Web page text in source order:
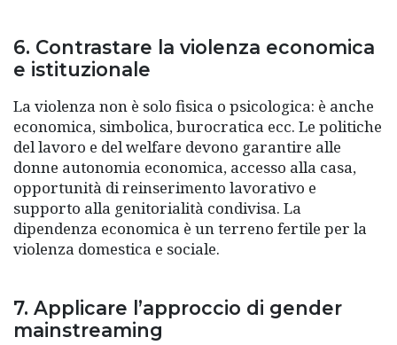
6. Contrastare la violenza economica
e istituzionale
La violenza non è solo fisica o psicologica: è anche
economica, simbolica, burocratica ecc. Le politiche
del lavoro e del welfare devono garantire alle
donne autonomia economica, accesso alla casa,
opportunità di reinserimento lavorativo e
supporto alla genitorialità condivisa. La
dipendenza economica è un terreno fertile per la
violenza domestica e sociale.
7. Applicare l’approccio di gender
mainstreaming